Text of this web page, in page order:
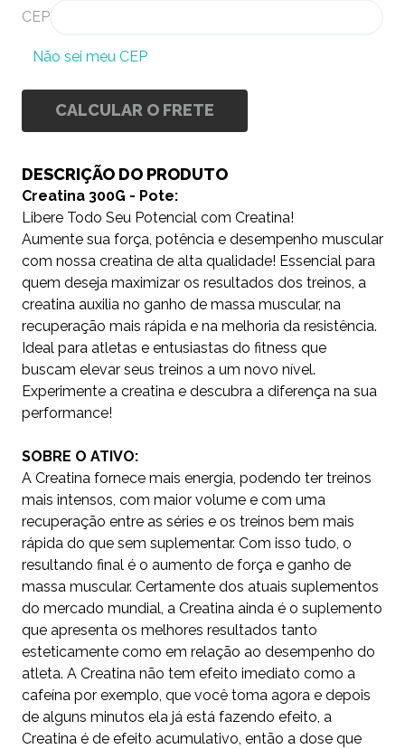
CEP
Não sei meu CEP
CALCULAR O FRETE
DESCRIÇÃO DO PRODUTO
Creatina 300G - Pote:
Libere Todo Seu Potencial com Creatina!
Aumente sua força, potência e desempenho muscular
com nossa creatina de alta qualidade! Essencial para
quem deseja maximizar os resultados dos treinos, a
creatina auxilia no ganho de massa muscular, na
recuperação mais rápida e na melhoria da resistência.
Ideal para atletas e entusiastas do fitness que
buscam elevar seus treinos a um novo nível.
Experimente a creatina e descubra a diferença na sua
performance!
SOBRE O ATIVO:
A Creatina fornece mais energia, podendo ter treinos
mais intensos, com maior volume e com uma
recuperação entre as séries e os treinos bem mais
rápida do que sem suplementar. Com isso tudo, o
resultando final é o aumento de força e ganho de
massa muscular. Certamente dos atuais suplementos
do mercado mundial, a Creatina ainda é o suplemento
que apresenta os melhores resultados tanto
esteticamente como em relação ao desempenho do
atleta. A Creatina não tem efeito imediato como a
cafeína por exemplo, que você toma agora e depois
de alguns minutos ela já está fazendo efeito, a
Creatina é de efeito acumulativo, então a dose que